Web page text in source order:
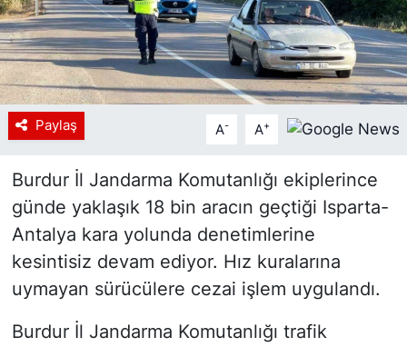
Paylaş A- A+
Burdur İl Jandarma Komutanlığı ekiplerince
günde yaklaşık 18 bin aracın geçtiği Isparta-
Antalya kara yolunda denetimlerine
kesintisiz devam ediyor. Hız kuralarına
uymayan sürücülere cezai işlem uygulandı.
Burdur İl Jandarma Komutanlığı trafik
Tanıtım